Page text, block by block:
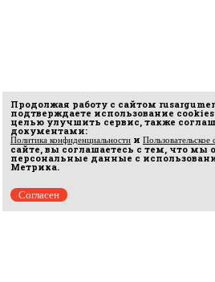
Продолжая работу с сайтом
подтверждаете использование cookies
целью улучшить сервис, также
документами:
Политика конфиденциальности и Пользовательское
сайте, вы соглашаетесь с тем, что мы
персональные данные с
Метрика.
Согласен